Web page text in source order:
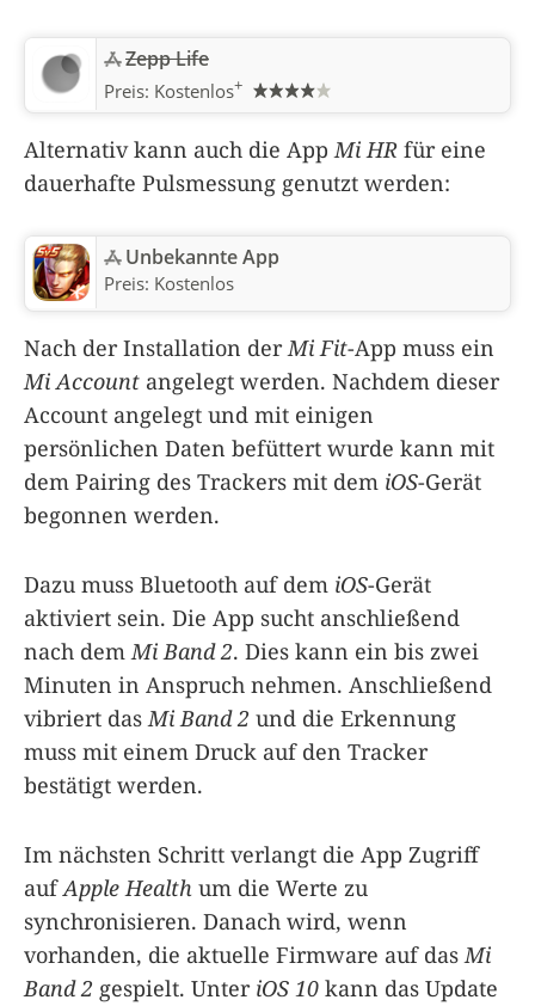
Zepp Life
Preis: Kostenlos+
Alternativ kann auch die App Mi HR für eine
dauerhafte Pulsmessung genutzt werden:
Unbekannte App
Preis: Kostenlos
Nach der Installation der Mi Fit-App muss ein
Mi Account angelegt werden. Nachdem dieser
Account angelegt und mit einigen
persönlichen Daten befüttert wurde kann mit
dem Pairing des Trackers mit dem iOS-Gerät
begonnen werden.
Dazu muss Bluetooth auf dem iOS-Gerät
aktiviert sein. Die App sucht anschließend
nach dem Mi Band 2. Dies kann ein bis zwei
Minuten in Anspruch nehmen. Anschließend
vibriert das Mi Band 2 und die Erkennung
muss mit einem Druck auf den Tracker
bestätigt werden.
Im nächsten Schritt verlangt die App Zugriff
aufApple Health um die Werte zu
synchronisieren. Danach wird, wenn
vorhanden, die aktuelle Firmware auf das Mi
Band 2 gespielt. Unter iOS 10 kann das Update